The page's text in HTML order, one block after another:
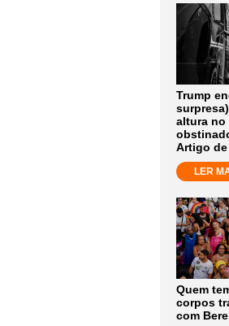
Trump
altura no
Artigo de
LER
Quem
corpos
com